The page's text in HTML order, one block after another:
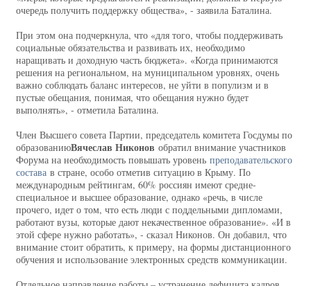
очередь получить поддержку общества», - заявила Баталина.
При этом она подчеркнула, что «для того, чтобы поддерживать
социальные обязательства и развивать их, необходимо
наращивать и доходную часть бюджета». «Когда принимаются
решения на региональном, на муниципальном уровнях, очень
важно соблюдать баланс интересов, не уйти в популизм и в
пустые обещания, понимая, что обещания нужно будет
выполнять», - отметила Баталина.
Член Высшего совета Партии, председатель комитета Госдумы по
образованиюВячеслав Никонов обратил внимание участников
Форума на необходимость повышать уровень преподавательского
состава в стране, особо отметив ситуацию в Крыму. По
международным рейтингам, 60% россиян имеют средне-
специальное и высшее образование, однако «речь, в числе
прочего, идет о том, что есть люди с поддельными дипломами,
работают вузы, которые дают некачественное образование». «И в
этой сфере нужно работать», - сказал Никонов. Он добавил, что
внимание стоит обратить, к примеру, на формы дистанционного
обучения и использование электронных средств коммуникации.